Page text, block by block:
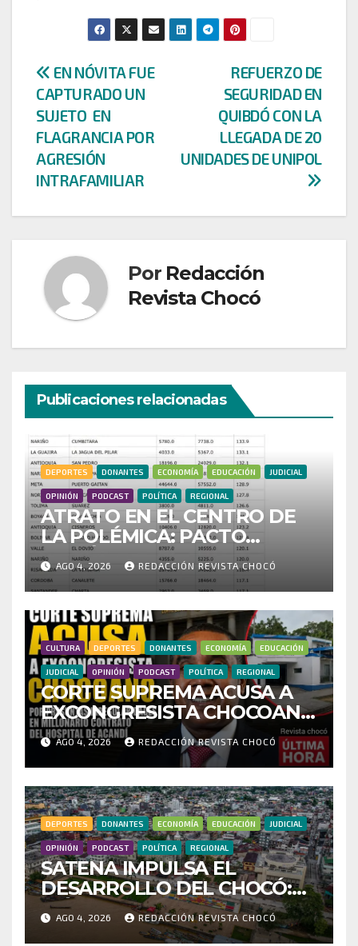
Navegación
de
entradas
REFUERZO DE
SEGURIDAD EN
QUIBDÓ CON LA
LLEGADA DE 20
UNIDADES DE UNIPOL
EN NÓVITA FUE
CAPTURADO UN
SUJETO EN
FLAGRANCIA POR
AGRESIÓN
INTRAFAMILIAR
Por Redacción
Revista Chocó
Publicaciones relacionadas
DEPORTES DONANTES ECONOMÍA EDUCACIÓN JUDICIAL
OPINIÓN PODCAST POLÍTICA REGIONAL
ATRATO EN EL CENTRO DE
LA POLÉMICA: PACTO
HISTÓRICO CUESTIONA
CENSO ELECTORAL Y PIDE
INVESTIGAR PRESUNTO
FRAUDE
AGO 4, 2026 REDACCIÓN REVISTA CHOCÓ
CULTURA DEPORTES DONANTES ECONOMÍA EDUCACIÓN
JUDICIAL OPINIÓN PODCAST POLÍTICA REGIONAL
CORTE SUPREMA ACUSA A
EXCONGRESISTA CHOCOANO
POR PRESUNTAS
IRREGULARIDADES EN
MILLONARIO CONTRATO
DEL HOSPITAL DE ACANDÍ
AGO 4, 2026 REDACCIÓN REVISTA CHOCÓ
DEPORTES DONANTES ECONOMÍA EDUCACIÓN JUDICIAL
OPINIÓN PODCAST POLÍTICA REGIONAL
SATENA IMPULSA EL
DESARROLLO DEL CHOCÓ:
MÁS DE 35 MIL PASAJEROS
MOVILIZADOS Y NUEVAS
AGO 4, 2026 REDACCIÓN REVISTA CHOCÓ